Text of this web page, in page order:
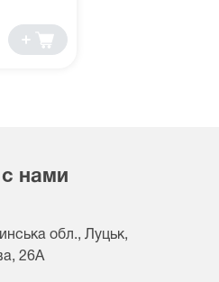
нами
обл., Луцьк,
26A